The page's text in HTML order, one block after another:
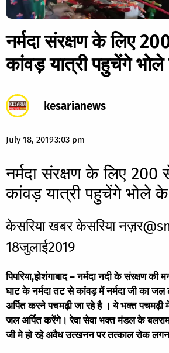
नर्मदा संरक्षण के लिए
कांवड़ यात्री पहुचेंगे
kesarianews
July 18, 20193:03 pm
नर्मदा संरक्षण के लिए
कांवड़ यात्री पहुचेंगे भोले
केसरिया खबर केसरिया
18जुलाई2019
पिपरिया,होशंगाबाद – नर्मदा नदी के संरक्षण की
घाट के नर्मदा तट से कांवड़ में नर्मदा जी का
अर्पित करने पचमढ़ी जा रहे है । ये भक्त पचमढ़ी
जल अर्पित करेंगे। रेवा सेवा भक्त मंडल के बलराम
जी मे हो रहे अवैध उत्खनन पर तत्काल रोक